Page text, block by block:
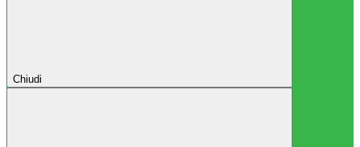
Chiudi